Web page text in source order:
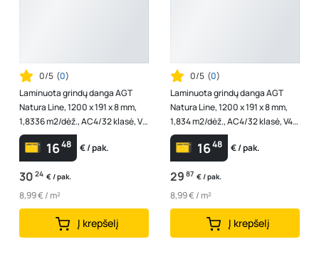
0/5 (0)
Laminuota grindų danga AGT
Natura Line, 1200 x 191 x 8 mm,
1,8336 m2/dėž., AC4/32 klasė, V4,
spl. "Meric"
1648 € / pak.
30 24 € / pak.
8,99 € / m²
Į krepšelį
0/5 (0)
Laminuota grindų danga AGT
Natura Line, 1200 x 191 x 8 mm,
1,834 m2/dėž., AC4/32 klasė, V4,
spl. "Volga"
1648 € / pak.
29 87 € / pak.
8,99 € / m²
Į krepšelį